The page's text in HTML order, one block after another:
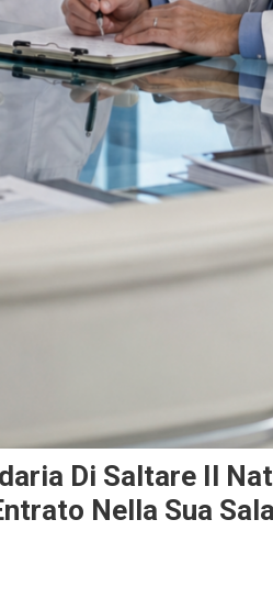
Di Saltare Il
Nella Sua